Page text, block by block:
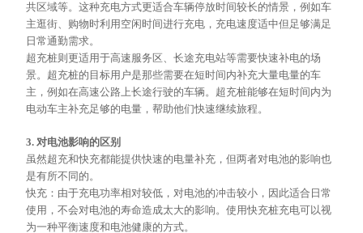
共区域等。这种充电方式更适合车辆停放时间较长的情景，例如车
主逛街、购物时利用空闲时间进行充电，充电速度适中但足够满足
日常通勤需求。
超充桩则更适用于高速服务区、长途充电站等需要快速补电的场
景。超充桩的目标用户是那些需要在短时间内补充大量电量的车
主，例如在高速公路上长途行驶的车辆。超充桩能够在短时间内为
电动车主补充足够的电量，帮助他们快速继续旅程。
3. 对电池影响的区别
虽然超充和快充都能提供快速的电量补充，但两者对电池的影响也
是有所不同的。
快充：由于充电功率相对较低，对电池的冲击较小，因此适合日常
使用，不会对电池的寿命造成太大的影响。使用快充桩充电可以视
为一种平衡速度和电池健康的方式。